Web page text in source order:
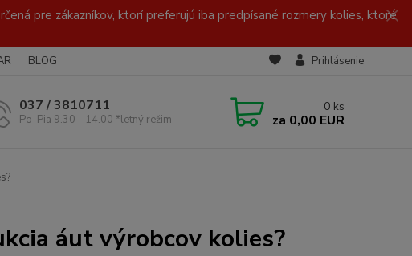
pre zákazníkov, ktorí preferujú iba predpísané rozmery kolies, ktoré
BLOG Prihlásenie
037 / 3810711
Po-Pia 9.30 - 14.00 *letný režim
0 ks
za 0,00 EUR
áut výrobcov kolies?